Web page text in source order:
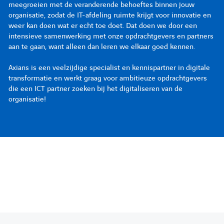
meegroeien met de veranderende behoeftes binnen jouw
organisatie, zodat de IT-afdeling ruimte krijgt voor innovatie en
weer kan doen wat er echt toe doet. Dat doen we door een
intensieve samenwerking met onze opdrachtgevers en partners
aan te gaan, want alleen dan leren we elkaar goed kennen.
Axians is een veelzijdige specialist en kennispartner in digitale
transformatie en werkt graag voor ambitieuze opdrachtgevers
die een ICT partner zoeken bij het digitaliseren van de
organisatie!
meegroeien met de veranderende behoeftes binnen jouw
organisatie, zodat de IT-afdeling ruimte krijgt voor innovatie en
weer kan doen wat er echt toe doet. Dat doen we door een
intensieve samenwerking met onze opdrachtgevers en partners
aan te gaan, want alleen dan leren we elkaar goed kennen.
Axians is een veelzijdige specialist en kennispartner in digitale
transformatie en werkt graag voor ambitieuze opdrachtgevers
die een ICT partner zoeken bij het digitaliseren van de
organisatie!
meegroeien met de veranderende behoeftes binnen jouw
organisatie, zodat de IT-afdeling ruimte krijgt voor innovatie en
weer kan doen wat er echt toe doet. Dat doen we door een
intensieve samenwerking met onze opdrachtgevers en partners
aan te gaan, want alleen dan leren we elkaar goed kennen.
Axians is een veelzijdige specialist en kennispartner in digitale
transformatie en werkt graag voor ambitieuze opdrachtgevers
die een ICT partner zoeken bij het digitaliseren van de
organisatie!